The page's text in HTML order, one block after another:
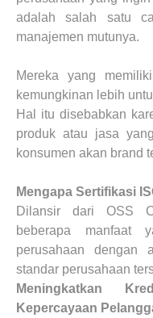
adalah salah satu
manajemen mutunya.
Mereka yang
kemungkinan lebih
Hal itu disebabkan
produk atau jasa
konsumen akan brand
Mengapa Sertifikasi
Dilansir dari OSS
beberapa manfaat
perusahaan dengan
standar perusahaan
Meningkatkan
Kepercayaan